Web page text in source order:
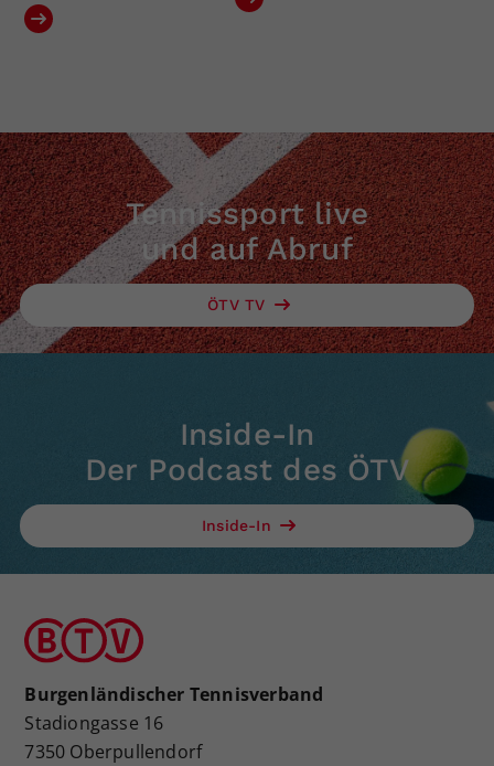
Tennissport live
und auf Abruf
ÖTV TV
Inside-In
Der Podcast des ÖTV
Inside-In
Burgenländischer Tennisverband
Stadiongasse 16
7350 Oberpullendorf